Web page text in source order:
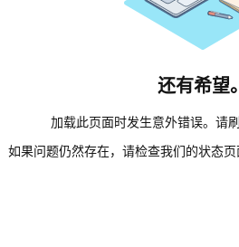
还有希望。
加载此页面时发生意外错误。请
如果问题仍然存在，请检查我们的状态页